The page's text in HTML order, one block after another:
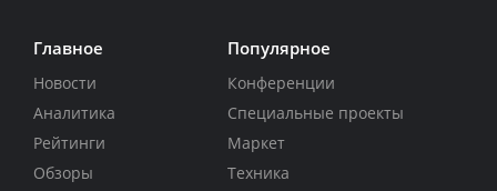
Главное
Новости
Аналитика
Рейтинги
Обзоры
Популярное
Конференции
Специальные проекты
Маркет
Техника